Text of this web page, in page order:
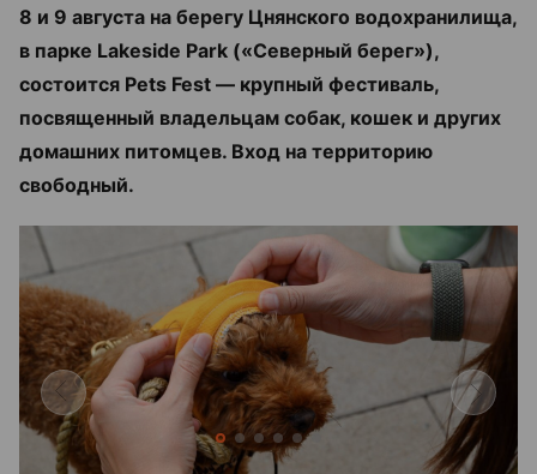
8 и 9 августа на берегу Цнянского водохранилища,
в парке Lakeside Park («Северный берег»),
состоится Pets Fest — крупный фестиваль,
посвященный владельцам собак, кошек и других
домашних питомцев. Вход на территорию
свободный.